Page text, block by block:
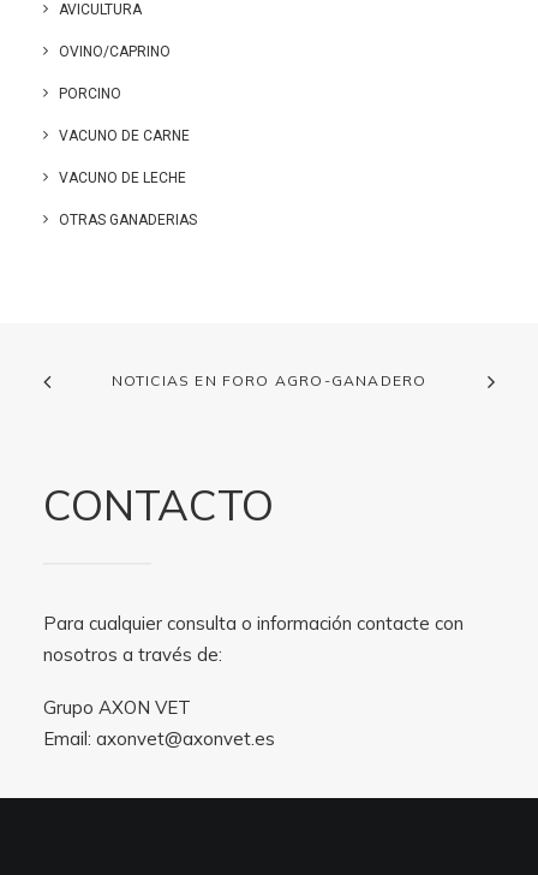
AVICULTURA
OVINO/CAPRINO
PORCINO
VACUNO DE CARNE
VACUNO DE LECHE
OTRAS GANADERIAS
NOTICIAS EN FORO AGRO-GANADERO
CONTACTO
Para cualquier consulta o información contacte con
nosotros a través de:
Grupo AXON VET
Email: axonvet@axonvet.es